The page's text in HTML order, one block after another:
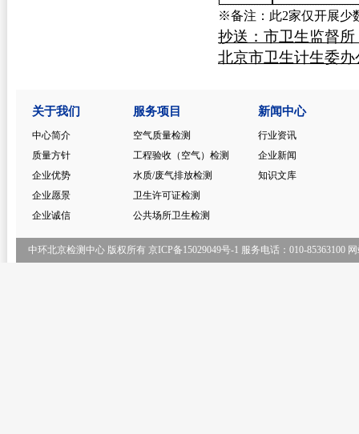
※备注：此2家仅开展少
抄送：市卫生监督
北京市卫生计
关于我们 服务项目 新闻中心
中心简介
质量方针
企业优势
企业愿景
企业诚信
空气质量检测
工程验收（空气）检测
水质/废气排放检测
卫生许可证检测
公共场所卫生检测
行业资讯
企业新闻
知识文库
中环北京检测中心 版权所有 京ICP备15029049号-1 服务电话：010-85363100